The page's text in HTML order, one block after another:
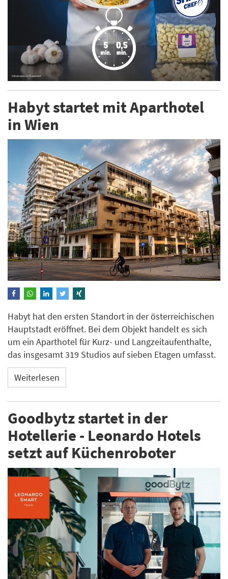
Habyt startet mit Aparthotel
in Wien
Habyt hat den ersten Standort in der österreichischen
Hauptstadt eröffnet. Bei dem Objekt handelt es sich
um ein Aparthotel für Kurz- und Langzeitaufenthalte,
das insgesamt 319 Studios auf sieben Etagen umfasst.
Weiterlesen
Goodbytz startet in der
Hotellerie - Leonardo Hotels
setzt auf Küchenroboter